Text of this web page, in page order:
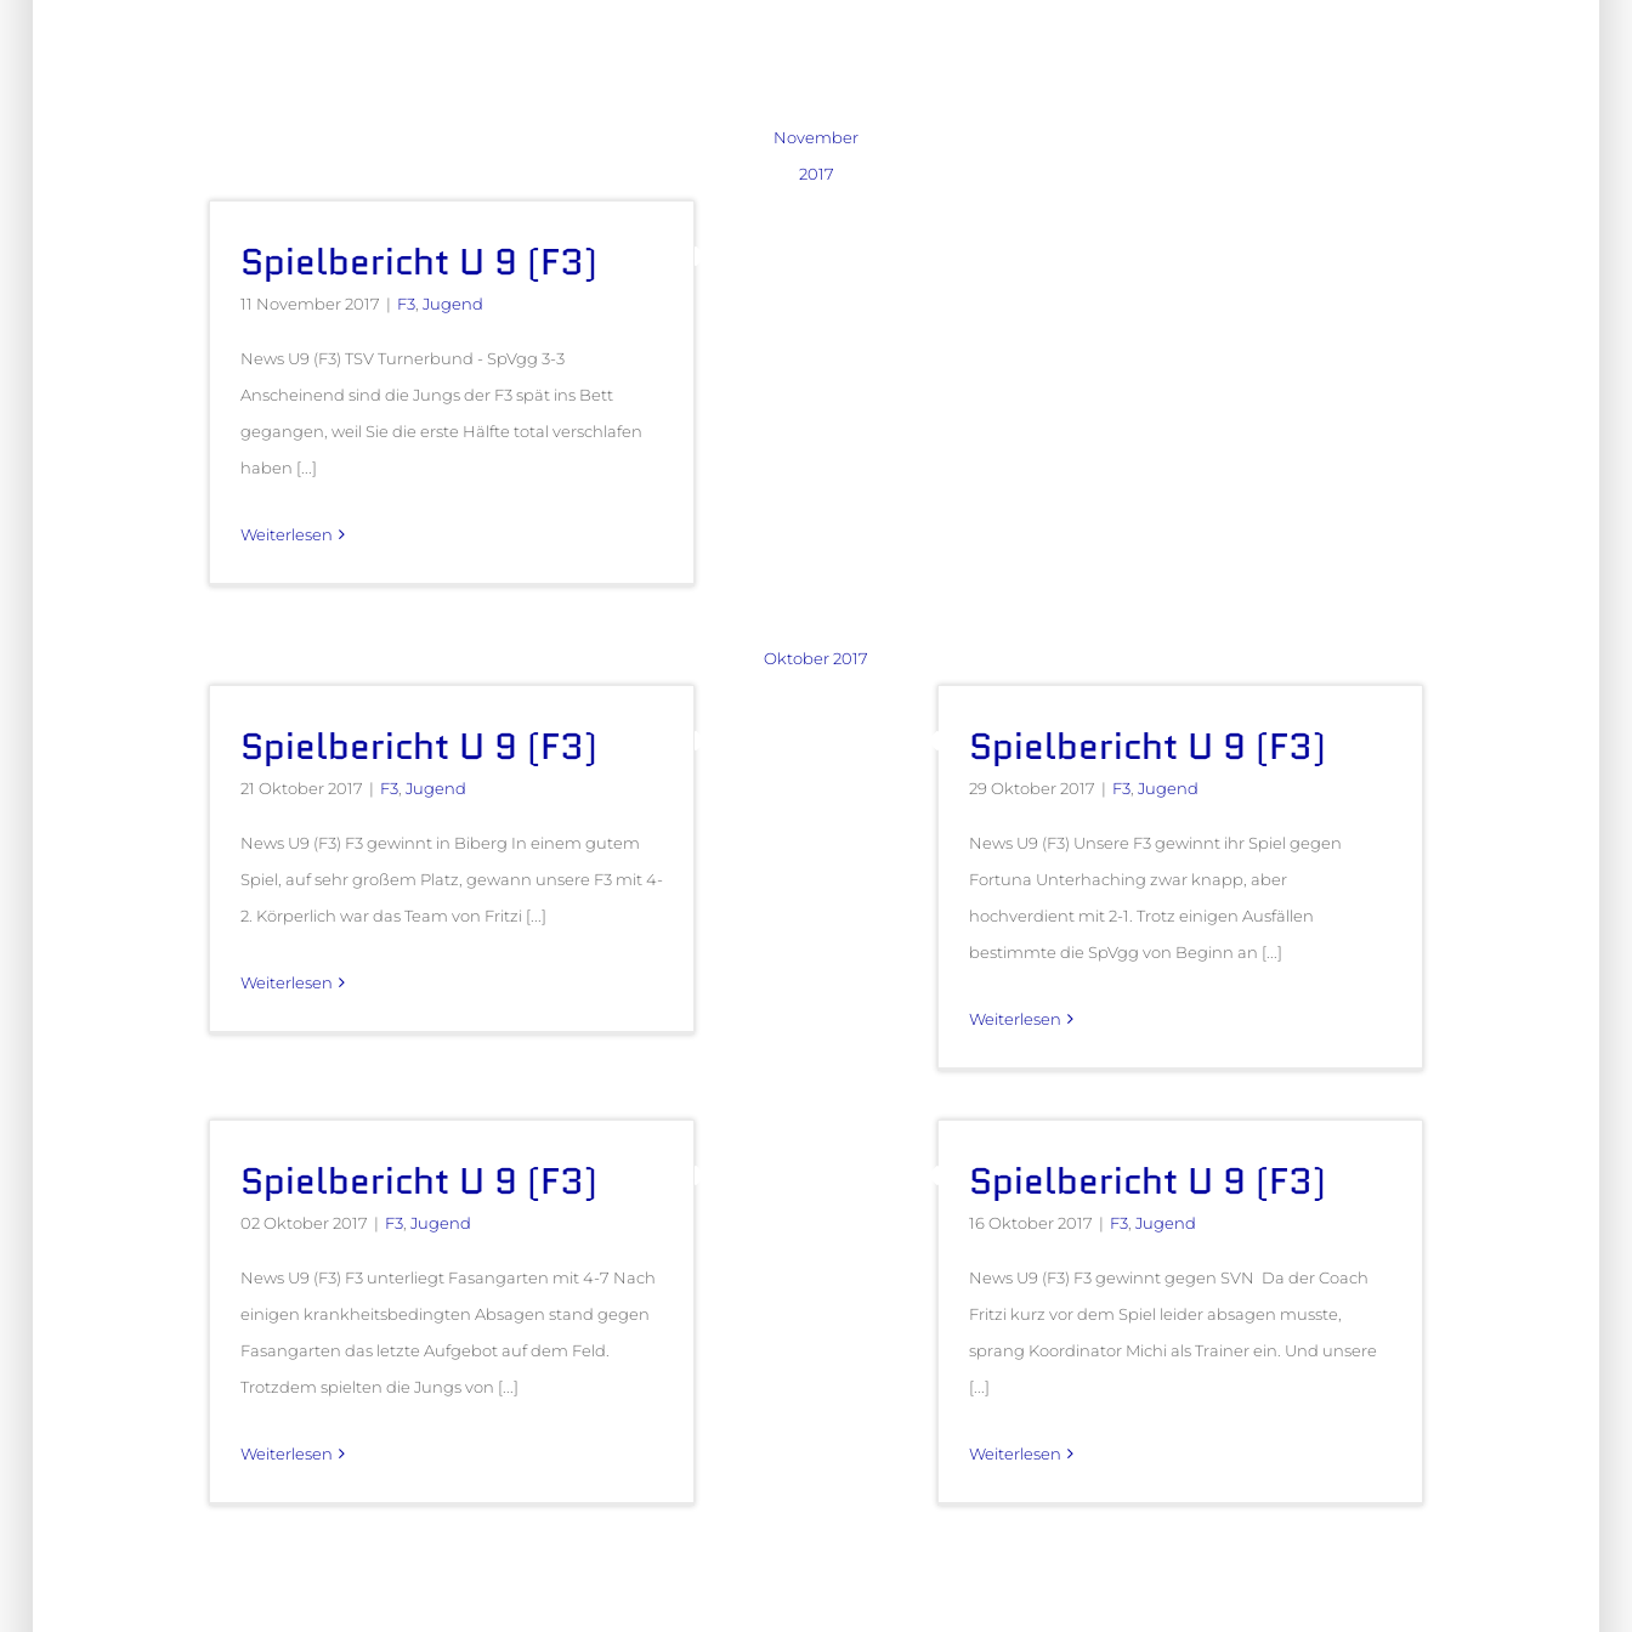
November
2017
Spielbericht U 9 (F3)
11 November 2017 | F3 Jugend
News U9 (F3) TSV Turnerbund - SpVgg 3-3
Anscheinend sind die Jungs der F3 spät ins Bett
gegangen, weil Sie die erste Hälfte total verschlafen
haben [...]
Weiterlesen
Oktober 2017
Spielbericht U 9 (F3)
29 Oktober 2017 | F3 Jugend
News U9 (F3) Unsere F3 gewinnt ihr Spiel gegen
Fortuna Unterhaching zwar knapp, aber
hochverdient mit 2-1. Trotz einigen Ausfällen
bestimmte die SpVgg von Beginn an [...]
Weiterlesen
Spielbericht U 9 (F3)
21 Oktober 2017 | F3 Jugend
News U9 (F3) F3 gewinnt in Biberg In einem gutem
Spiel, auf sehr großem Platz, gewann unsere F3 mit 4-
2. Körperlich war das Team von Fritzi [...]
Weiterlesen
Spielbericht U 9 (F3)
16 Oktober 2017 | F3 Jugend
News U9 (F3) F3 gewinnt gegen SVN Da der Coach
Fritzi kurz vor dem Spiel leider absagen musste,
sprang Koordinator Michi als Trainer ein. Und unsere
[...]
Weiterlesen
Spielbericht U 9 (F3)
02 Oktober 2017 | F3 Jugend
News U9 (F3) F3 unterliegt Fasangarten mit 4-7 Nach
einigen krankheitsbedingten Absagen stand gegen
Fasangarten das letzte Aufgebot auf dem Feld.
Trotzdem spielten die Jungs von [...]
Weiterlesen